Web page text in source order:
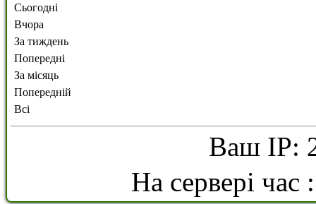
Сьогодні
Вчора
За тиждень
Попередні
За місяць
Попередній
Всі
Ваш IP:
На сервері